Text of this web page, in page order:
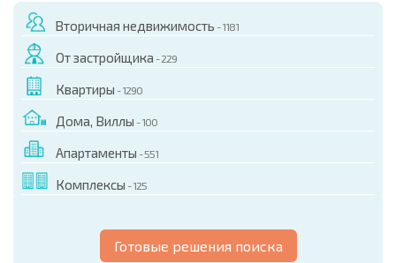
Вторичная недвижимость - 1181
От застройщика - 229
Квартиры - 1290
Дома, Виллы - 100
Апартаменты - 551
Комплексы - 125
Готовые решения поиска